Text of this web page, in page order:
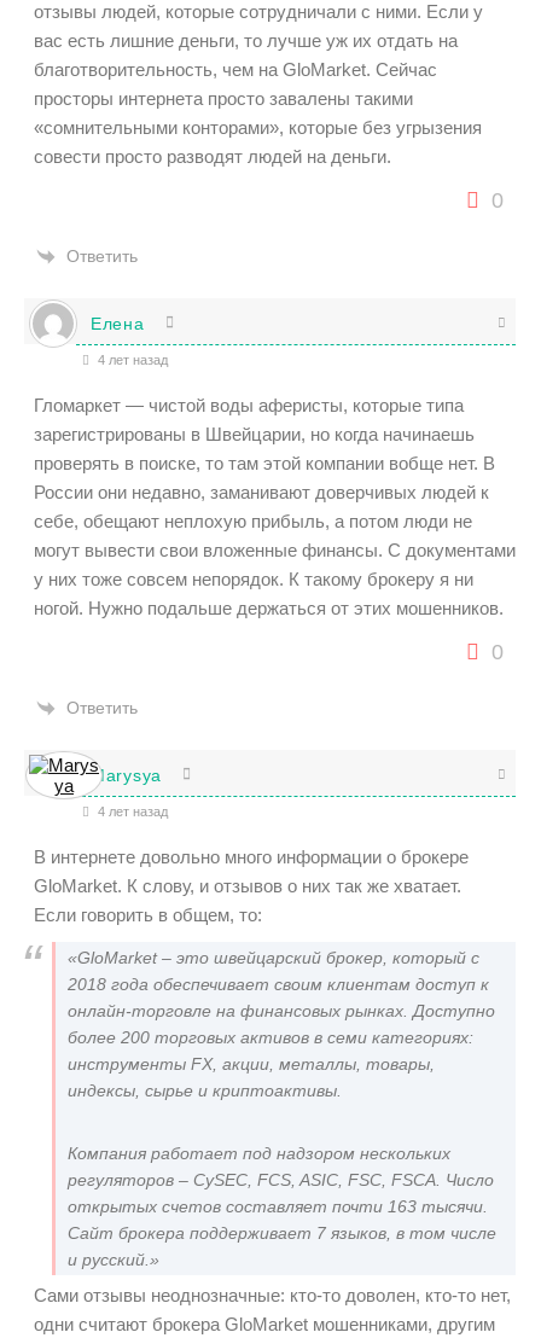
отзывы людей, которые сотрудничали с ними. Если у
вас есть лишние деньги, то лучше уж их отдать на
благотворительность, чем на GloMarket. Сейчас
просторы интернета просто завалены такими
«сомнительными конторами», которые без угрызения
совести просто разводят людей на деньги.
0
Ответить
Елена
4 лет назад
Гломаркет — чистой воды аферисты, которые типа
зарегистрированы в Швейцарии, но когда начинаешь
проверять в поиске, то там этой компании вобще нет. В
России они недавно, заманивают доверчивых людей к
себе, обещают неплохую прибыль, а потом люди не
могут вывести свои вложенные финансы. С документами
у них тоже совсем непорядок. К такому брокеру я ни
ногой. Нужно подальше держаться от этих мошенников.
0
Ответить
Marysya
4 лет назад
В интернете довольно много информации о брокере
GloMarket. К слову, и отзывов о них так же хватает.
Если говорить в общем, то:
«GloMarket– это швейцарский брокер, который с
2018 года обеспечивает своим клиентам доступ к
онлайн-торговле на финансовых рынках. Доступно
более 200 торговых активов в семи категориях:
инструменты FX, акции, металлы, товары,
индексы, сырье и криптоактивы.
Компания работает под надзором нескольких
регуляторов – CySEC, FCS, ASIC, FSC, FSCA. Число
открытых счетов составляет почти 163 тысячи.
Сайт брокера поддерживает 7 языков, в том числе
и русский.»
Сами отзывы неоднозначные: кто-то доволен, кто-то нет,
одни считают брокера GloMarket мошенниками, другим